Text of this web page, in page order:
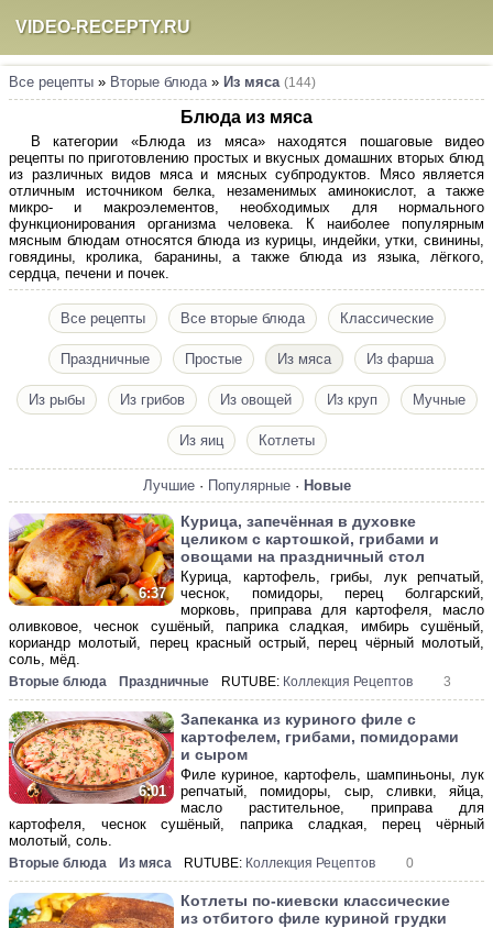
VIDEO-RECEPTY.RU
Все рецепты » Вторые блюда» Из мяса (144)
Блюда из мяса
В категории «Блюда из мяса» находятся пошаговые видео
рецепты по приготовлению простых и вкусных домашних вторых блюд
из различных видов мяса и мясных субпродуктов. Мясо является
отличным источником белка, незаменимых аминокислот, а также
микро- и макроэлементов, необходимых для нормального
функционирования организма человека. К наиболее популярным
мясным блюдам относятся блюда из курицы, индейки, утки, свинины,
говядины, кролика, баранины, а также блюда из языка, лёгкого,
сердца, печени и почек.
Все рецепты Все вторые блюда Классические
Праздничные Простые Из мяса Из фарша
Из рыбы Из грибов Из овощей Из круп Мучные
Из яиц Котлеты
Лучшие · Популярные · Новые
6:37
Курица, запечённая в духовке
целиком с картошкой, грибами и
овощами на праздничный стол
Курица, картофель, грибы, лук репчатый,
чеснок, помидоры, перец болгарский,
морковь, приправа для картофеля, масло
оливковое, чеснок сушёный, паприка сладкая, имбирь сушёный,
кориандр молотый, перец красный острый, перец чёрный молотый,
соль, мёд.
Вторые блюда Праздничные RUTUBE: Коллекция Рецептов 3
6:01
Запеканка из куриного филе с
картофелем, грибами, помидорами
и сыром
Филе куриное, картофель, шампиньоны, лук
репчатый, помидоры, сыр, сливки, яйца,
масло растительное, приправа для
картофеля, чеснок сушёный, паприка сладкая, перец чёрный
молотый, соль.
Вторые блюда Из мяса RUTUBE: Коллекция Рецептов 0
Котлеты по-киевски классические
из отбитого филе куриной грудки